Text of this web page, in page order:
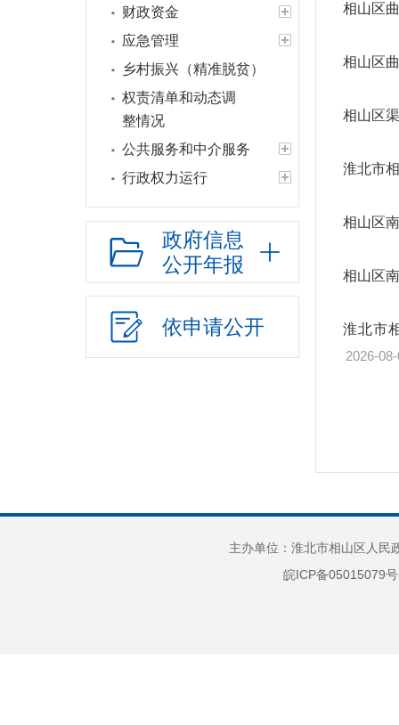
财政资金
应急管理
乡村振兴（精准脱贫）
权责清单和动态调
整情况
公共服务和中介服务
行政权力运行
“双随机一公开”
网上政务服务
招标采购
上级政策解读
及重点民生领域
医疗卫生机构信息公开
政府信息
公开年报
依申请公开
相山区
相山区
相山区
淮北市
相山区
相山区
淮北市
2026-
主办单位：淮北市相山区人
皖ICP备05015079